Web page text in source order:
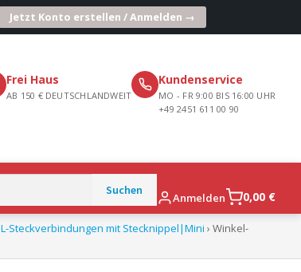
Jetzt Konto erstellen / Anmelden →
Frei Haus
AB 150 € DEUTSCHLANDWEIT
Kundenservice
MO - FR 9:00 BIS 16:00 UHR
+49 2451 611 00 90
Anmelden 0,00 €
L-Steckverbindungen mit Stecknippel|Mini › Winkel-